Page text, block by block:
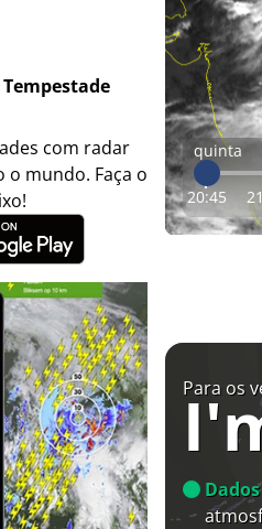
com radar
mundo. Faça o
quinta
20:45
Para os